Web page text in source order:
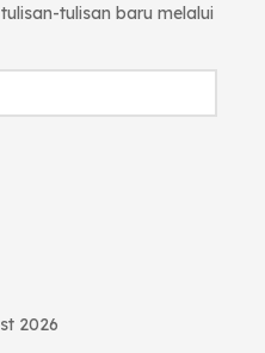
tulisan baru melalui
2026